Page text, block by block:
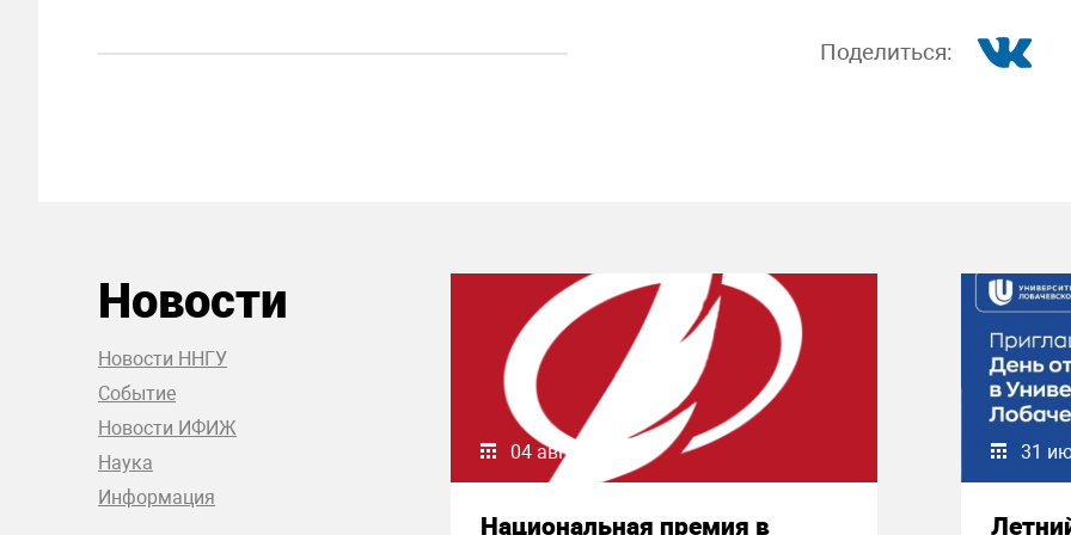
Поделиться:
Новости
Новости ННГУ
Событие
Новости ИФИЖ
Наука
Информация
04 августа 2026
Национальная премия в
31